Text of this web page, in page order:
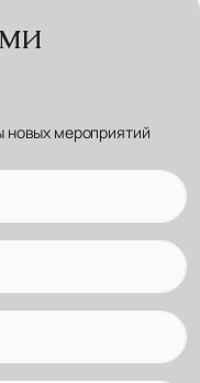
новых мероприятий